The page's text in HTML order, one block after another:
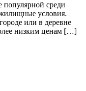
популярной среди
условия.
или в деревне
низким ценам […]